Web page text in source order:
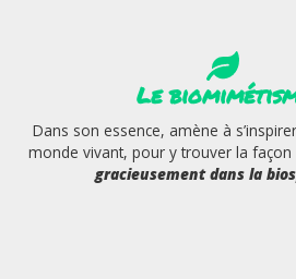
Le
Dans son essence, amène à
monde vivant, pour y trouver la façon
gracieusement dans la